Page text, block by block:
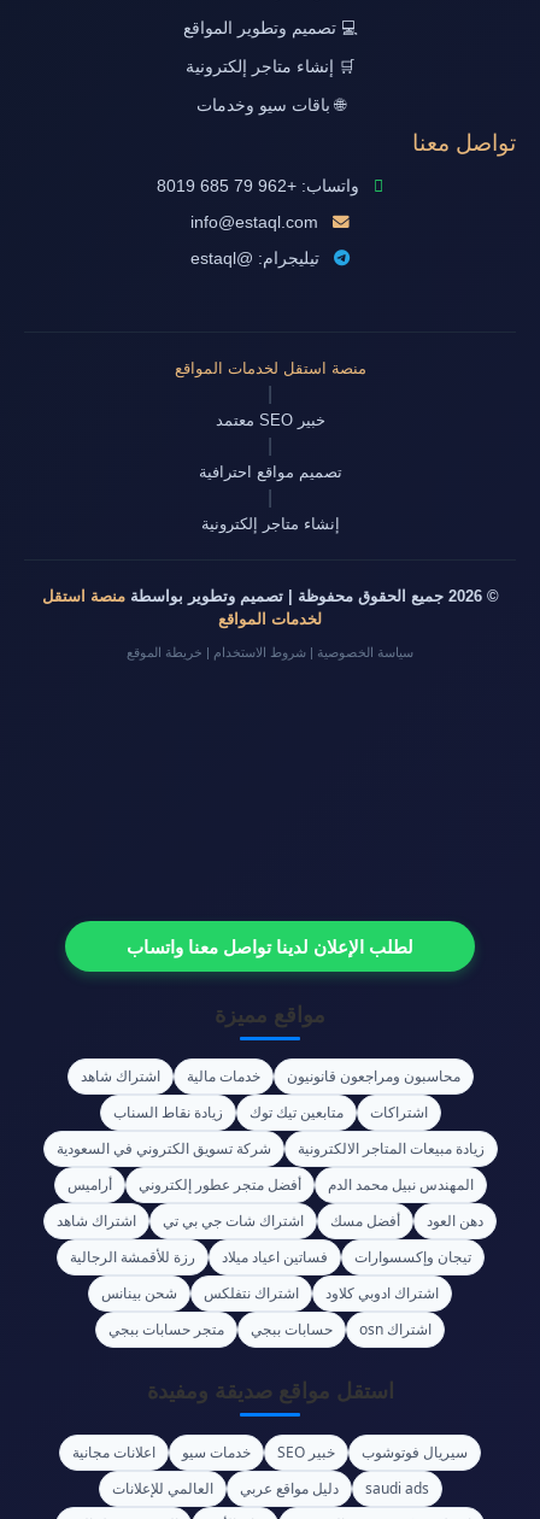
💻 تصميم وتطوير المواقع
🛒 إنشاء متاجر إلكترونية
🌐 باقات سيو وخدمات
تواصل معنا
واتساب: +962 79 685 8019
info@estaql.com
تيليجرام: @estaql
منصة استقل لخدمات المواقع
خبير SEO معتمد
تصميم مواقع احترافية
إنشاء متاجر إلكترونية
© 2026 جميع الحقوق محفوظة | تصميم وتطوير بواسطة
منصة استقل
لخدمات المواقع
سياسة الخصوصية | شروط الاستخدام | خريطة الموقع
لطلب الإعلان لدينا تواصل معنا واتساب
مواقع مميزة
محاسبون ومراجعون قانونيون خدمات مالية
اشتراك شاهد
اشتراكات
متابعين تيك توك
زيادة نقاط السناب
زيادة مبيعات المتاجر الالكترونية
شركة تسويق الكتروني في السعودية
المهندس نبيل محمد الدم
أفضل متجر عطور إلكتروني
أراميس
دهن العود
أفضل مسك اشتراك شات جي بي تي
اشتراك شاهد
تيجان وإكسسوارات
فساتين اعياد ميلاد
رزة للأقمشة الرجالية
اشتراك ادوبي كلاود
اشتراك نتفلكس
شحن بينانس
اشتراك osn
حسابات ببجي متجر حسابات ببجي
استقل مواقع صديقة ومفيدة
سيريال فوتوشوب خبير SEO خدمات سيو
اعلانات مجانية
saudi ads
دليل مواقع عربي
العالمي للإعلانات